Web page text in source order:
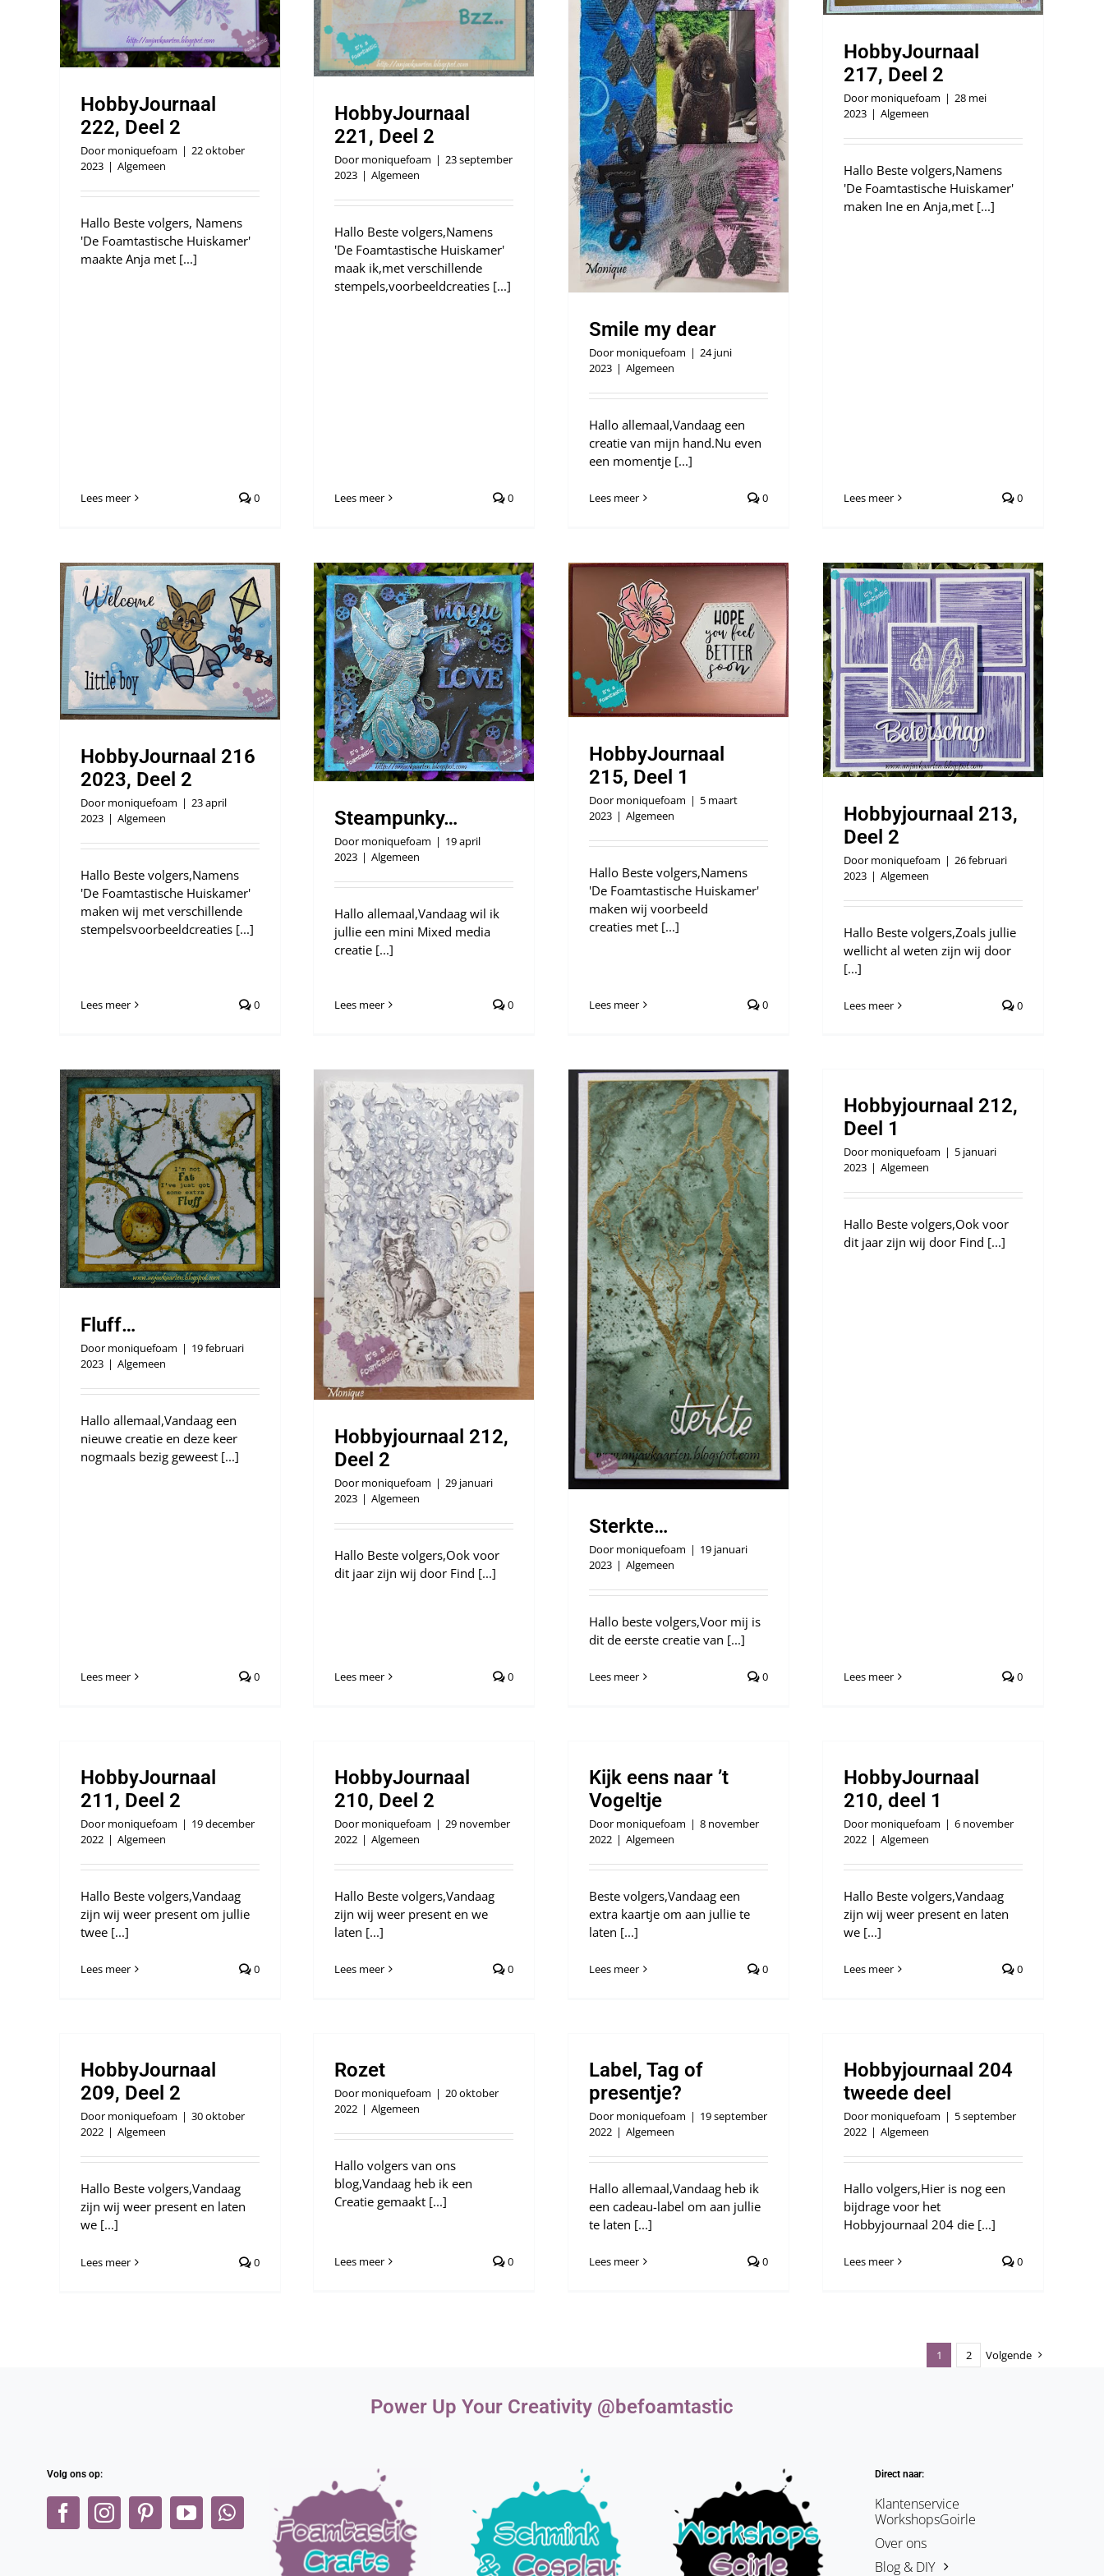
HobbyJournaal
222, Deel 2
Door moniquefoam | 22 oktober
2023 | Algemeen
Hallo Beste volgers, Namens
'De Foamtastische Huiskamer'
maakte Anja met [...]
Lees meer 0
HobbyJournaal
221, Deel 2
Door moniquefoam | 23 september
2023 | Algemeen
Hallo Beste volgers,Namens
'De Foamtastische Huiskamer'
maak ik,met verschillende
stempels,voorbeeldcreaties [...]
Lees meer 0
Smile my dear
Door moniquefoam | 24 juni
2023 | Algemeen
Hallo allemaal,Vandaag een
creatie van mijn hand.Nu even
een momentje [...]
Lees meer 0
HobbyJournaal
217, Deel 2
Door moniquefoam | 28 mei
2023 | Algemeen
Hallo Beste volgers,Namens
'De Foamtastische Huiskamer'
maken Ine en Anja,met [...]
Lees meer 0
HobbyJournaal 216
2023, Deel 2
Door moniquefoam | 23 april
2023 | Algemeen
Hallo Beste volgers,Namens
'De Foamtastische Huiskamer'
maken wij met verschillende
stempelsvoorbeeldcreaties [...]
Lees meer 0
Steampunky…
Algemeen
Steampunky…
Door moniquefoam | 19 april
2023 | Algemeen
Hallo allemaal,Vandaag wil ik
jullie een mini Mixed media
creatie [...]
Lees meer 0
HobbyJournaal 215, Deel 1
Algemeen
HobbyJournaal
215, Deel 1
Door moniquefoam | 5 maart
2023 | Algemeen
Hallo Beste volgers,Namens
'De Foamtastische Huiskamer'
maken wij voorbeeld
creaties met [...]
Lees meer 0
Hobbyjournaal 213, Deel 2
Hobbyjournaal 213,
Deel 2
Door moniquefoam | 26 februari
2023 | Algemeen
Hallo Beste volgers,Zoals jullie
wellicht al weten zijn wij door
[...]
Lees meer 0
Fluff…
Door moniquefoam | 19 februari
2023 | Algemeen
Hallo allemaal,Vandaag een
nieuwe creatie en deze keer
nogmaals bezig geweest [...]
Lees meer 0
Hobbyjournaal 212, Deel 2
Algemeen
Hobbyjournaal 212,
Deel 2
Door moniquefoam | 29 januari
2023 | Algemeen
Hallo Beste volgers,Ook voor
dit jaar zijn wij door Find [...]
Lees meer 0
Sterkte…
Algemeen
Sterkte…
Door moniquefoam | 19 januari
2023 | Algemeen
Hallo beste volgers,Voor mij is
dit de eerste creatie van [...]
Lees meer 0
Hobbyjournaal 212,
Deel 1
Door moniquefoam | 5 januari
2023 | Algemeen
Hallo Beste volgers,Ook voor
dit jaar zijn wij door Find [...]
Lees meer 0
HobbyJournaal
211, Deel 2
Door moniquefoam | 19 december
2022 | Algemeen
Hallo Beste volgers,Vandaag
zijn wij weer present om jullie
twee [...]
Lees meer 0
HobbyJournaal
210, Deel 2
Door moniquefoam | 29 november
2022 | Algemeen
Hallo Beste volgers,Vandaag
zijn wij weer present en we
laten [...]
Lees meer 0
Kijk eens naar ’t
Vogeltje
Door moniquefoam | 8 november
2022 | Algemeen
Beste volgers,Vandaag een
extra kaartje om aan jullie te
laten [...]
Lees meer 0
HobbyJournaal
210, deel 1
Door moniquefoam | 6 november
2022 | Algemeen
Hallo Beste volgers,Vandaag
zijn wij weer present en laten
we [...]
Lees meer 0
HobbyJournaal
209, Deel 2
Door moniquefoam | 30 oktober
2022 | Algemeen
Hallo Beste volgers,Vandaag
zijn wij weer present en laten
we [...]
Lees meer 0
Rozet
Door moniquefoam | 20 oktober
2022 | Algemeen
Hallo volgers van ons
blog,Vandaag heb ik een
Creatie gemaakt [...]
Lees meer 0
Label, Tag of
presentje?
Door moniquefoam | 19 september
2022 | Algemeen
Hallo allemaal,Vandaag heb ik
een cadeau-label om aan jullie
te laten [...]
Lees meer 0
Hobbyjournaal 204
tweede deel
Door moniquefoam | 5 september
2022 | Algemeen
Hallo volgers,Hier is nog een
bijdrage voor het
Hobbyjournaal 204 die [...]
Lees meer 0
1 2 Volgende
Power Up Your Creativity @befoamtastic
Volg ons op: Direct naar:
Klantenservice
WorkshopsGoirle
Over ons
Blog & DIY